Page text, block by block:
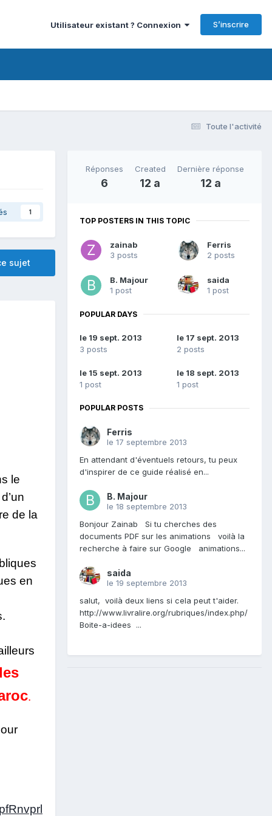
Utilisateur existant ? Connexion S’inscrire
Toute l'activité
1
sujet
le
de la
en
.
Réponses
6
Created
12 a
Dernière réponse
12 a
TOP POSTERS IN THIS TOPIC
zainab
3 posts
Ferris
2 posts
B. Majour
1 post
saida
1 post
POPULAR DAYS
le 19 sept. 2013
3 posts
le 17 sept. 2013
2 posts
le 15 sept. 2013
1 post
le 18 sept. 2013
1 post
POPULAR POSTS
Ferris
le 17 septembre 2013
En attendant d'éventuels retours, tu peux
d'inspirer de ce guide réalisé en...
B. Majour
le 18 septembre 2013
Bonjour Zainab Si tu cherches des
documents PDF sur les animations voilà la
recherche à faire sur Google animations...
saida
le 19 septembre 2013
salut, voilà deux liens si cela peut t'aider.
http://www.livralire.org/rubriques/index.php/
Boite-a-idees ...